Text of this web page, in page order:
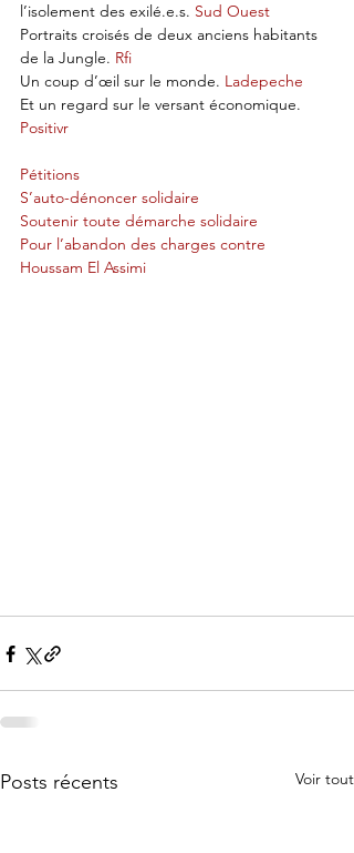
l’isolement des exilé.e.s. Sud Ouest
Portraits croisés de deux anciens habitants
de la Jungle. Rfi
Un coup d’œil sur le monde. Ladepeche
Et un regard sur le versant économique.
Positivr
Pétitions
S’auto-dénoncer solidaire
Soutenir toute démarche solidaire
Pour l’abandon des charges contre
Houssam El Assimi
Posts récents Voir tout